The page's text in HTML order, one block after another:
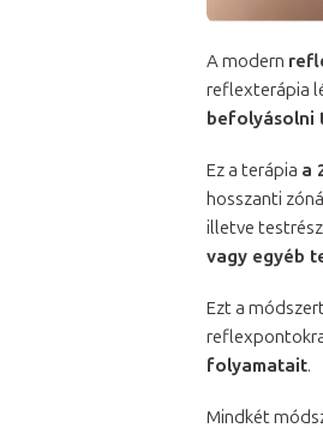
A modern
reflexterápia
befolyásolni
Ez a terápia a
hosszanti
illetve
vagy egyéb
Ezt a
folyamatait.
Mindkét